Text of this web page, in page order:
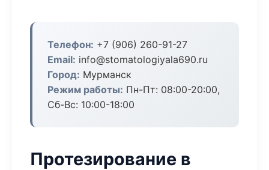
Телефон: +7 (906) 260-91-27
Email: info@stomatologiyala690.ru
Город: Мурманск
Режим работы: Пн-Пт: 08:00-20:00,
Сб-Вс: 10:00-18:00
Протезирование в